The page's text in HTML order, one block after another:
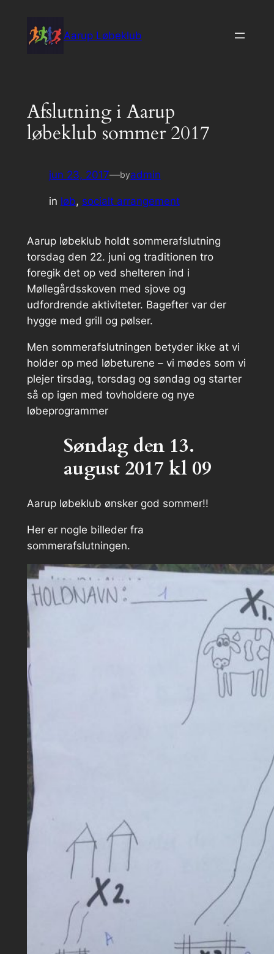
indhold
Aarup Løbeklub
Afslutning i Aarup
løbeklub sommer 2017
jun 23, 2017—byadmin
in løb, socialt arrangement
Aarup løbeklub holdt sommerafslutning
torsdag den 22. juni og traditionen tro
foregik det op ved shelteren ind i
Møllegårdsskoven med sjove og
udfordrende aktiviteter. Bagefter var der
hygge med grill og pølser.
Men sommerafslutningen betyder ikke at vi
holder op med løbeturene – vi mødes som vi
plejer tirsdag, torsdag og søndag og starter
så op igen med tovholdere og nye
løbeprogrammer
Søndag den 13.
august 2017 kl 09
Aarup løbeklub ønsker god sommer!!
Her er nogle billeder fra
sommerafslutningen.